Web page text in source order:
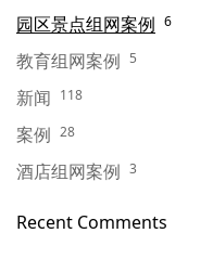
园区景点组网案例 6
教育组网案例 5
新闻 118
案例 28
酒店组网案例 3
Recent Comments